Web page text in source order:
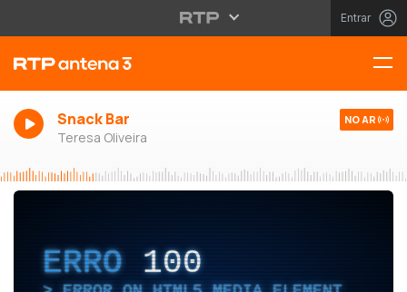
Entrar
Snack Bar
Teresa Oliveira
NO AR
ERRO 100